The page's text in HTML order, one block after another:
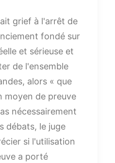
grief à l'arrêt de
fondé sur
et sérieuse et
de l'ensemble
alors « que
moyen de preuve
nécessairement
débats, le juge
si l'utilisation
a porté